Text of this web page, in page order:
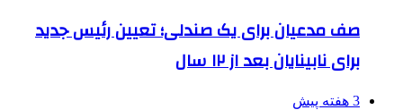
صف مدعیان برای یک صندلی؛ تعیین رئیس جدید
برای نابینایان بعد از ۱۲ سال
3 هفته پیش